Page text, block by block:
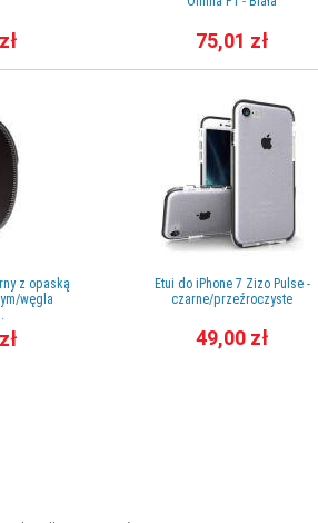
z opaską
węgla
75,01 zł
Etui do iPhone 7 Zizo Pulse -
czarne/przeźroczyste
49,00 zł